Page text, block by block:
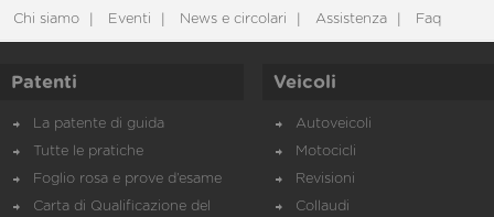
Chi siamo Eventi News e circolari Assistenza Faq
Patenti
La patente di guida
Tutte le pratiche
Foglio rosa e prove d’esame
Carta di Qualificazione del
Veicoli
Autoveicoli
Motocicli
Revisioni
Collaudi